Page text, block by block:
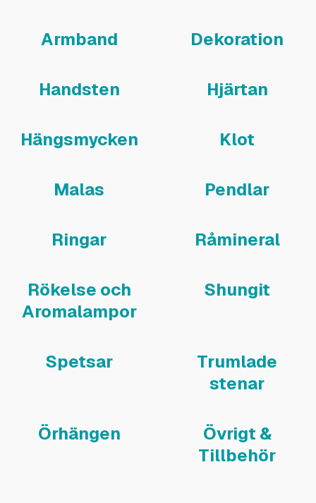
Armband Dekoration
Handsten Hjärtan
Hängsmycken Klot
Malas Pendlar
Ringar Råmineral
Rökelse och
Aromalampor
Shungit
Spetsar
Trumlade
stenar
Örhängen
Övrigt &
Tillbehör